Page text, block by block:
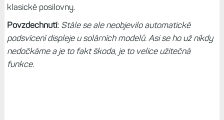
klasické posilovny.
Povzdechnutí: Stále se ale neobjevilo automatické
podsvícení displeje u solárních modelů. Asi se ho už nikdy
nedočkáme a je to fakt škoda, je to velice užitečná
funkce.